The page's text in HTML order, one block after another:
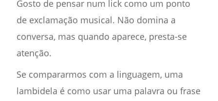
Gosto de pensar num lick como um ponto
de exclamação musical. Não domina a
conversa, mas quando aparece, presta-se
atenção.
Se compararmos com a linguagem, uma
lambidela é como usar uma palavra ou frase